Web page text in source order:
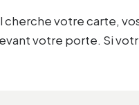
cherche votre carte,
votre porte. Si